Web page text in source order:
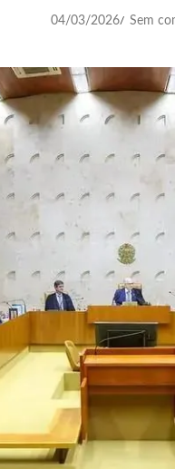
04/03/2026/ Sem